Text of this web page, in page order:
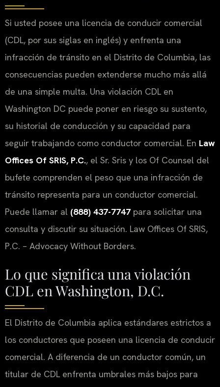
Si usted posee una licencia de conducir comercial
(CDL, por sus siglas en inglés) y enfrenta una
infracción de tránsito en el Distrito de Columbia, las
consecuencias pueden extenderse mucho más allá
de una simple multa. Una violación CDL en
Washington DC puede poner en riesgo su sustento,
su historial de conducción y su capacidad para
seguir trabajando como conductor comercial. En Law
Offices Of SRIS, P.C., el Sr. Sris y los Of Counsel del
bufete comprenden el peso que una infracción de
tránsito representa para un conductor comercial.
Puede llamar al (888) 437-7747 para solicitar una
consulta y discutir su situación. Law Offices Of SRIS,
P.C. – Advocacy Without Borders.
Lo que significa una violación
CDL en Washington, D.C.
El Distrito de Columbia aplica estándares estrictos a
los conductores que poseen una licencia de conducir
comercial. A diferencia de un conductor común, un
titular de CDL enfrenta umbrales más bajos para